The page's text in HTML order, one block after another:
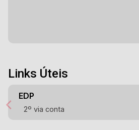
Links Úteis
EDP
2º via conta